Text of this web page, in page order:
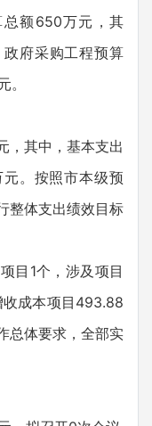
额650万元，其
府采购工程预算
其中，基本支出
。按照市本级预
整体支出绩效目标
1个，涉及项目
成本项目493.88
总体要求，全部实